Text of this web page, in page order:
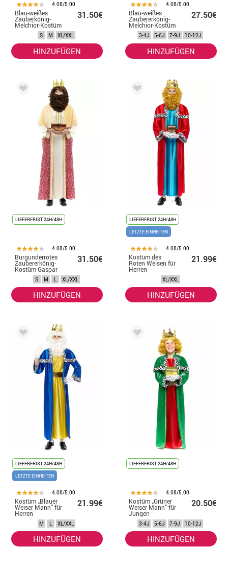
4.08/5.00
Blau-weißes
Zauberkönig-
Melchior-Kostüm
für Herren
31.50€
S M XL/XXL
HINZUFÜGEN
4.08/5.00
Blau-weißes
Zaubererkönig-
Melchior-Kostüm
für Kinder
27.50€
3-4J 5-6J 7-9J 10-12J
HINZUFÜGEN
LIEFERFRIST 24H/48H
4.08/5.00
Burgunderrotes
Zaubererkönig-
Kostüm Gaspar
mit Umhang für
31.50€
S M L XL/XXL
HINZUFÜGEN
LIEFERFRIST 24H/48H
LETZTE EINHEITEN
4.08/5.00
Kostüm des
Roten Weisen für
Herren
21.99€
XL/XXL
HINZUFÜGEN
LIEFERFRIST 24H/48H
LETZTE EINHEITEN
4.08/5.00
Kostüm „Blauer
Weiser Mann“ für
Herren
21.99€
M L XL/XXL
HINZUFÜGEN
LIEFERFRIST 24H/48H
4.08/5.00
Kostüm „Grüner
Weiser Mann“ für
Jungen
20.50€
3-4J 5-6J 7-9J 10-12J
HINZUFÜGEN